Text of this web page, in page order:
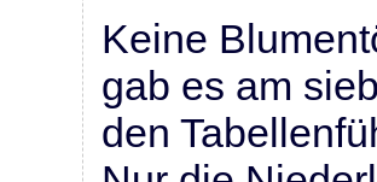
Keine
gab es am
den